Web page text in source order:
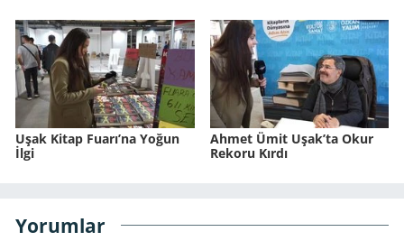
Uşak Kitap Fuarı’na Yoğun
İlgi
Ahmet Ümit Uşak’ta Okur
Rekoru Kırdı
Yorumlar